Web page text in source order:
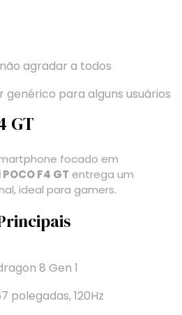
agradar a todos
genérico para alguns usuários
GT
focado em
F4 GT entrega um
ideal para gamers.
8 Gen 1
polegadas, 120Hz